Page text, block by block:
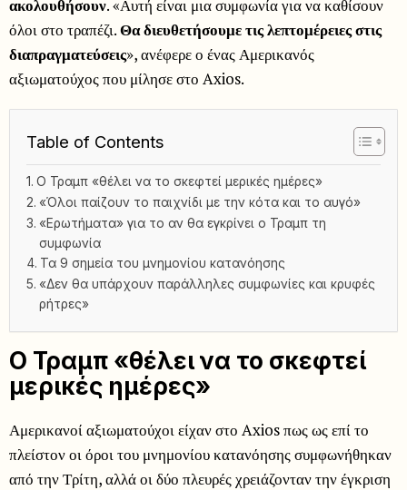
ακολουθήσουν. «Αυτή είναι μια συμφωνία για να καθίσουν
όλοι στο τραπέζι.Θα διευθετήσουμε τις λεπτομέρειες στις
διαπραγματεύσεις», ανέφερε ο ένας Αμερικανός
αξιωματούχος που μίλησε στο Axios.
Table of Contents
Ο Τραμπ «θέλει να το σκεφτεί μερικές ημέρες»
«Όλοι παίζουν το παιχνίδι με την κότα και το αυγό»
«Ερωτήματα» για το αν θα εγκρίνει ο Τραμπ τη
συμφωνία
Τα 9 σημεία του μνημονίου κατανόησης
«Δεν θα υπάρχουν παράλληλες συμφωνίες και κρυφές
ρήτρες»
Ο Τραμπ «θέλει να το σκεφτεί
μερικές ημέρες»
Αμερικανοί αξιωματούχοι είχαν στο Axios πως ως επί το
πλείστον οι όροι του μνημονίου κατανόησης συμφωνήθηκαν
από την Τρίτη, αλλά οι δύο πλευρές χρειάζονταν την έγκριση